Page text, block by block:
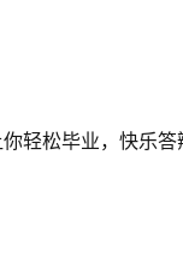
轻松毕业，快乐